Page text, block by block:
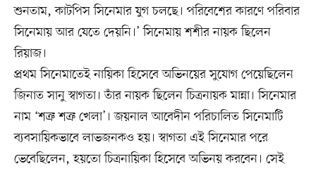
শুনতাম, কাটপিস সিনেমার যুগ চলছে। পরিবেশের কারণে পরিবার
সিনেমায় আর যেতে দেয়নি।’ সিনেমায় শশীর নায়ক ছিলেন
রিয়াজ।
প্রথম সিনেমাতেই নায়িকা হিসেবে অভিনয়ের সুযোগ পেয়েছিলেন
জিনাত সানু স্বাগতা। তাঁর নায়ক ছিলেন চিত্রনায়ক মান্না। সিনেমার
নাম ‘শত্রু শত্রু খেলা’। জয়নাল আবেদীন পরিচালিত সিনেমাটি
ব্যবসায়িকভাবে লাভজনকও হয়। স্বাগতা এই সিনেমার পরে
ভেবেছিলেন, হয়তো চিত্রনায়িকা হিসেবে অভিনয় করবেন। সেই